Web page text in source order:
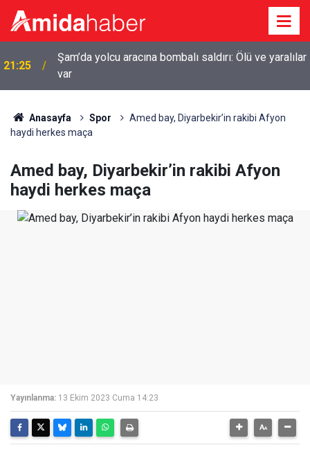
21:25
Şam’da yolcu aracına bombalı saldırı: Ölü ve yaralılar
var
Anasayfa Spor
Amed bay, Diyarbekir’in rakibi Afyon
haydi herkes maça
Amed bay, Diyarbekir’in rakibi Afyon
haydi herkes maça
Yayınlanma: 13 Ekim 2023 Cuma 14:23